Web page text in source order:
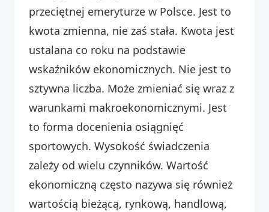
przeciętnej emeryturze w Polsce. Jest to
kwota zmienna, nie zaś stała. Kwota jest
ustalana co roku na podstawie
wskaźników ekonomicznych. Nie jest to
sztywna liczba. Może zmieniać się wraz z
warunkami makroekonomicznymi. Jest
to forma docenienia osiągnięć
sportowych. Wysokość świadczenia
zależy od wielu czynników. Wartość
ekonomiczną często nazywa się również
wartością bieżącą, rynkową, handlową,